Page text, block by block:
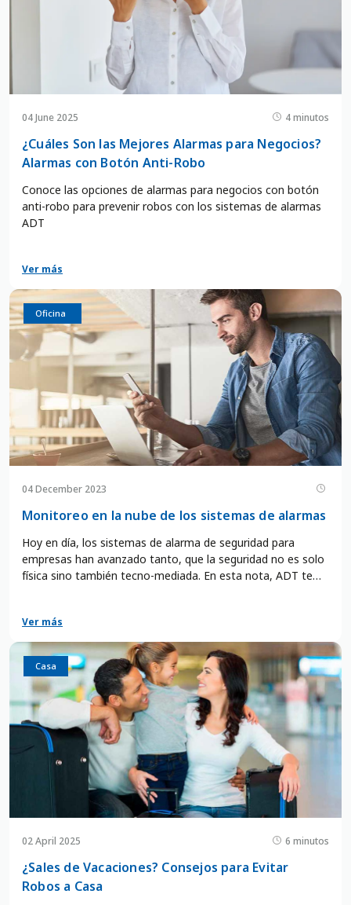
04 June 2025 4 minutos
¿Cuáles Son las Mejores Alarmas para Negocios?
Alarmas con Botón Anti-Robo
Conoce las opciones de alarmas para negocios con botón
anti-robo para prevenir robos con los sistemas de alarmas
ADT
Ver más
Negocio
Oficina
04 December 2023
Monitoreo en la nube de los sistemas de alarmas
Hoy en día, los sistemas de alarma de seguridad para
empresas han avanzado tanto, que la seguridad no es solo
física sino también tecno-mediada. En esta nota, ADT te
tu negocio o empresa.
Ver más
Casa
02 April 2025 6 minutos
¿Sales de Vacaciones? Consejos para Evitar
Robos a Casa